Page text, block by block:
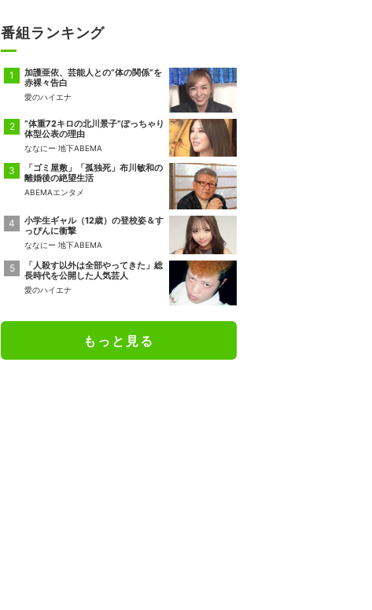
番組ランキング
加護亜依、芸能人との“体の関係”を
赤裸々告白
愛のハイエナ
“体重72キロの北川景子”ぽっちゃり
体型公表の理由
ななにー 地下ABEMA
「ゴミ屋敷」「孤独死」布川敏和の
離婚後の絶望生活
ABEMAエンタメ
小学生ギャル（12歳）の登校姿＆す
っぴんに衝撃
ななにー 地下ABEMA
「人殺す以外は全部やってきた」総
長時代を公開した人気芸人
愛のハイエナ
もっと見る